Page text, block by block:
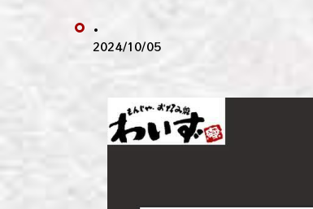
.
2024/10/05